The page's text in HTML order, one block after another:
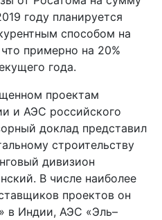
году планируется
способом на
примерно на 20%
года.
проектам
и АЭС российского
доклад представил
строительству
дивизион
В числе наиболее
проектов он
в Индии, АЭС «Эль–